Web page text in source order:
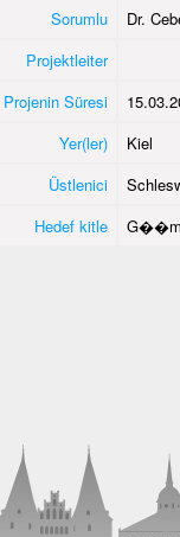
Sorumlu
Dr.
Projektleiter
Projenin Süresi
Yer(ler)
Kiel
Üstlenici
Hedef kitle